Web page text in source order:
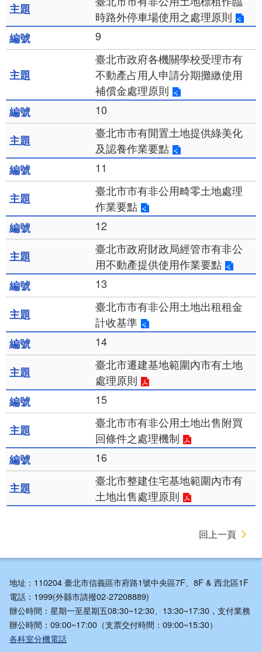
時路外停車場使用之處理原則
9
臺北市政府各機關學校受理市有
不動產占用人申請分期攤繳使用
補償金處理原則
10
臺北市市有閒置土地提供綠美化
及認養作業要點
11
臺北市市有非公用畸零土地處理
作業要點
12
臺北市政府財政局經管市有非公
用不動產提供使用作業要點
13
臺北市市有非公用土地出租租金
計收基準
14
臺北市遷建基地範圍內市有土地
處理原則
15
臺北市市有非公用土地出售附買
回條件之處理機制
16
臺北市整建住宅基地範圍內市有
土地出售處理原則
回上一頁
地址：110204 臺北市信義區市府路1號中央區7F、8F & 西北區1F
電話：1999(外縣市請撥02-27208889)
辦公時間：星期一至星期五08:30~12:30、13:30~17:30，支付業務
辦公時間：09:00~17:00（支票交付時間：09:00~15:30）
各科室分機電話